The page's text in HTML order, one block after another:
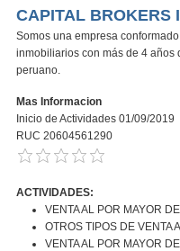
CAPITAL BROKERS
Somos una empresa
inmobiliarios con más de 4
peruano.
Mas Informacion
Inicio de Actividades 01/09/2019
RUC 20604561290
ACTIVIDADES:
VENTA AL POR MAYOR
OTROS TIPOS DE VENTA
VENTA AL POR MAYOR